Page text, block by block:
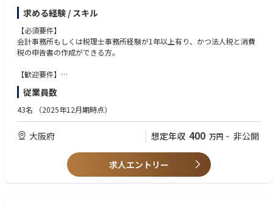
【税務顧問業務】
・月次試算表の作成
・月次決算ミーティングの実施
・決算対策提案
・予算作成支援
・資金調達のサポート
【経営支援業務】
・経営計画策定支援
・経営会議のフォロー
・事業承継の支援
求める経験 / スキル
【必須要件】
会計事務所もしくは税理士事務所経験が1年以上有り、かつ法人税と消費
税の申告書の作成ができる方。
【歓迎要件】
法人顧問の監査担当および、巡回業務を行ったことがある方。
◾️求める人物像
・法人税および消費税の申告書作成業務の実務経験がある方
・自ら学ぶ意欲があり、変化に柔軟に対応できる方
・税務・会計の知識だけでなく「未来に向けた提案」に関心のある方
・AIの技術が進化する中、人だからこそできる価値を考え提供したいと思
従業員数
43名 （2025年12月期時点）
大阪府 想定年収 400 万円 ~ 非公開
求人エントリー